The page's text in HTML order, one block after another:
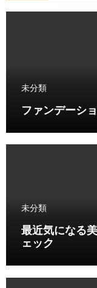
未分類
ファンデーシ
未分類
最近気になる
ェック